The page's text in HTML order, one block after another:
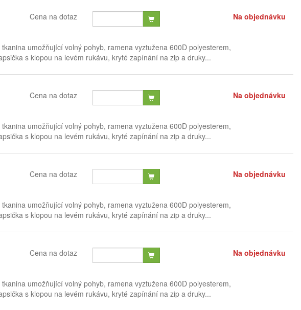
Cena na dotaz Na objednávku
umožňující volný pohyb, ramena vyztužena 600D polyesterem,
s klopou na levém rukávu, kryté zapínání na zip a druky...
Cena na dotaz Na objednávku
umožňující volný pohyb, ramena vyztužena 600D polyesterem,
s klopou na levém rukávu, kryté zapínání na zip a druky...
Cena na dotaz Na objednávku
umožňující volný pohyb, ramena vyztužena 600D polyesterem,
s klopou na levém rukávu, kryté zapínání na zip a druky...
Cena na dotaz Na objednávku
umožňující volný pohyb, ramena vyztužena 600D polyesterem,
s klopou na levém rukávu, kryté zapínání na zip a druky...